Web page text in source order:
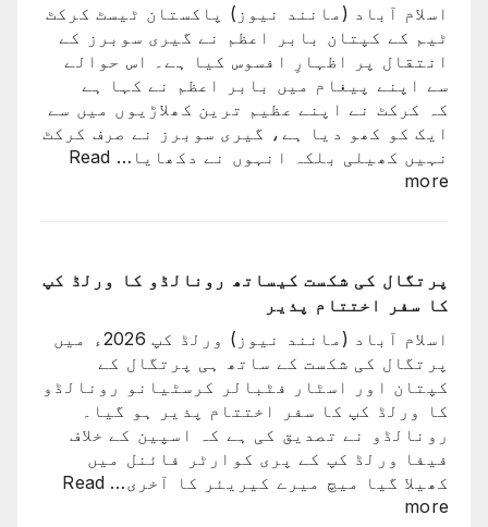
جو
اچھا
کھیلے
گا
وہ
ٹیم
میں
اسلام آباد (مانند نیوز) پاکستان ٹیسٹ کرکٹ
ٹیم کے کپتان بابر اعظم نے گیری سوبرز کے
انتقال پر اظہارِ افسوس کیا ہے۔ اس حوالے
سے اپنے پیغام میں بابر اعظم نے کہا ہے
کہ کرکٹ نے اپنے عظیم ترین کھلاڑیوں میں سے
ایک کو کھو دیا ہے، گیری سوبرز نے صرف کرکٹ
نہیں کھیلی بلکہ انہوں نے دکھایا… Read
more
:
عظیم
ترین
کھلاڑیوں
میں
سے
ایک
کو
کھو
دیا:
بابر
اعظم
پرتگال کی شکست کیساتھ رونالڈو کا ورلڈ کپ
کا سفر اختتام پذیر
اسلام آباد (مانند نیوز) ورلڈ کپ 2026ء میں
پرتگال کی شکست کے ساتھ ہی پرتگال کے
کپتان اور اسٹار فٹبالر کرسٹیانو رونالڈو
کا ورلڈ کپ کا سفر اختتام پذیر ہو گیا۔
رونالڈو نے تصدیق کی ہے کہ اسپین کے خلاف
فیفا ورلڈ کپ کے پری کوارٹر فائنل میں
کھیلا گیا میچ میرے کیریئر کا آخری… Read
more
: